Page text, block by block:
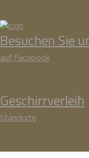
Besuchen Sie
auf Facebook
Geschirrverleih
Standorte